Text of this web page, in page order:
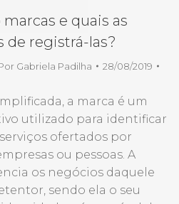
marcas e quais as
de registrá-las?
Gabriela Padilha
28/08/2019
a marca é um
utilizado para identificar
ofertados por
ou pessoas. A
os negócios daquele
sendo ela o seu